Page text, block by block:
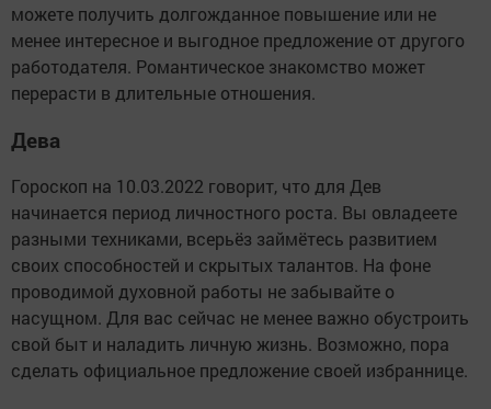
можете получить долгожданное повышение или не
менее интересное и выгодное предложение от другого
работодателя. Романтическое знакомство может
перерасти в длительные отношения.
Дева
Гороскоп на 10.03.2022 говорит, что для Дев
начинается период личностного роста. Вы овладеете
разными техниками, всерьёз займётесь развитием
своих способностей и скрытых талантов. На фоне
проводимой духовной работы не забывайте о
насущном. Для вас сейчас не менее важно обустроить
свой быт и наладить личную жизнь. Возможно, пора
сделать официальное предложение своей избраннице.